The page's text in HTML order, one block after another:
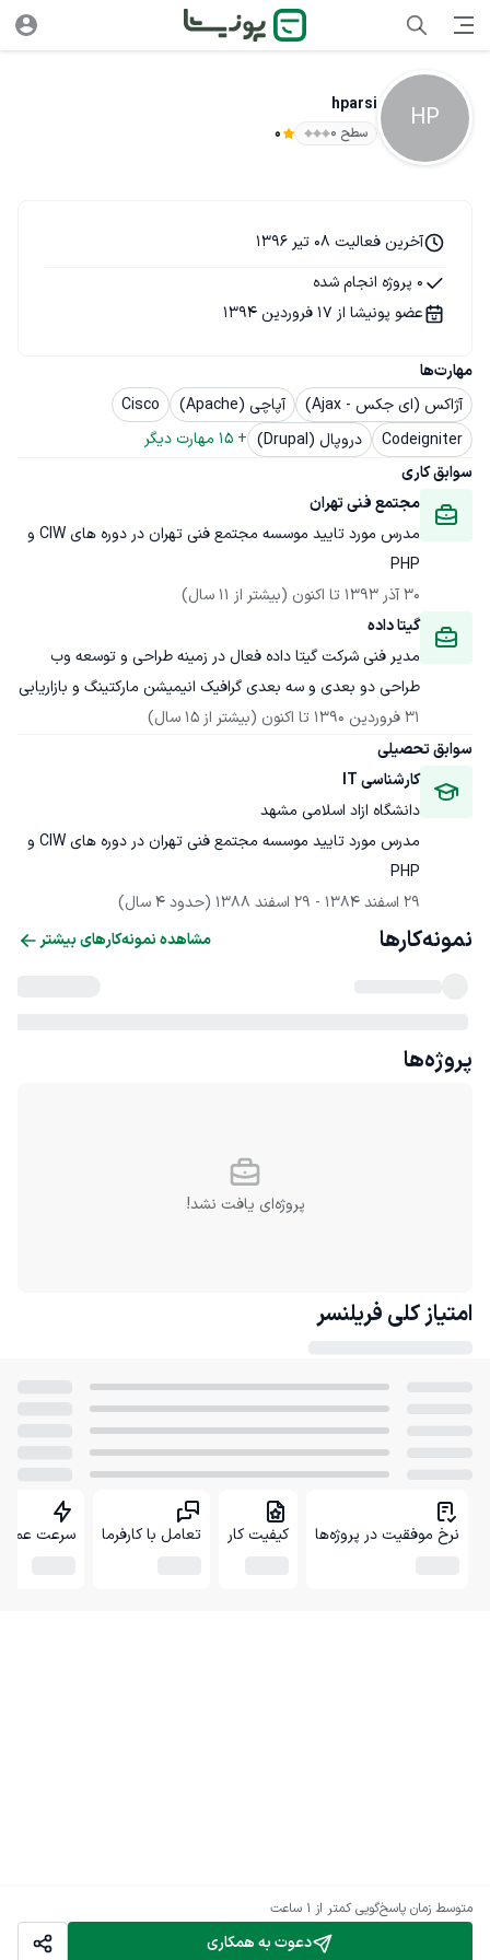
HP
hparsi
سطح ۰ 0
دعوت به همکاری
متوسط زمان پاسخ‌گویی کمتر از 1 ساعت
مهارت‌ها
آژاکس (ای جکس - Ajax)
آپاچی (Apache)
Cisco
Codeigniter
دروپال (Drupal) +
15 مهارت دیگر
سوابق کاری
مجتمع فنی تهران
مدرس مورد تایید موسسه مجتمع فنی تهران در دوره های CIW و
PHP
30 آذر 1393
تا اکنون (بیشتر از 11 سال)
گیتا داده
مدیر فنی شرکت گیتا داده فعال در زمینه طراحی و توسعه وب
طراحی دو بعدی و سه بعدی گرافیک انیمیشن مارکتینگ و بازاریابی
31 فروردین 1390
تا اکنون (بیشتر از 15 سال)
سوابق تحصیلی
کارشناسی IT
دانشگاه ازاد اسلامی مشهد
مدرس مورد تایید موسسه مجتمع فنی تهران در دوره های CIW و
PHP
29 اسفند 1384
- 29 اسفند 1388 (حدود 4 سال)
آخرین فعالیت 08 تیر 1396
0 پروژه انجام شده
عضو پونیشا از 17 فروردین 1394
نمونه‌کارها مشاهده نمونه‌کارهای بیشتر
پروژه‌ها
پروژه‌ای یافت نشد!
امتیاز کلی فریلنسر
نرخ موفقیت در پروژه‌ها کیفیت کار تعامل با کارفرما سرعت عمل